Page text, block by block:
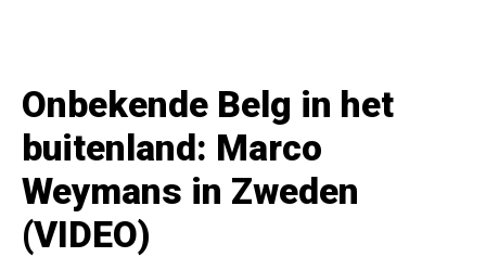
Onbekende Belg in het
buitenland: Marco
Weymans in Zweden
(VIDEO)